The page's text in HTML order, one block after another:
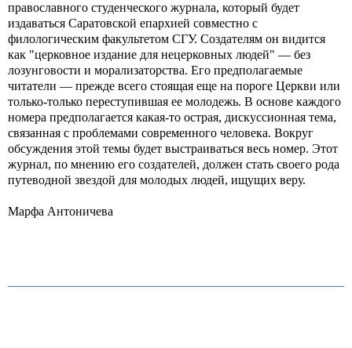
православного студенческого журнала, который будет
издаваться Саратовской епархией совместно с
филологическим факультетом СГУ. Создателям он видится
как "церковное издание для нецерковных людей" — без
лозунговости и морализаторства. Его предполагаемые
читатели — прежде всего стоящая еще на пороге Церкви или
только-только переступившая ее молодежь. В основе каждого
номера предполагается какая-то острая, дискуссионная тема,
связанная с проблемами современного человека. Вокруг
обсуждения этой темы будет выстраиваться весь номер. Этот
журнал, по мнению его создателей, должен стать своего рода
путеводной звездой для молодых людей, ищущих веру.
Марфа Антоничева